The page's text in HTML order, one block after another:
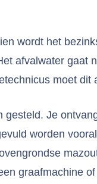
wordt het
afvalwater gaat
moet dit
Je
worden
graafmachine